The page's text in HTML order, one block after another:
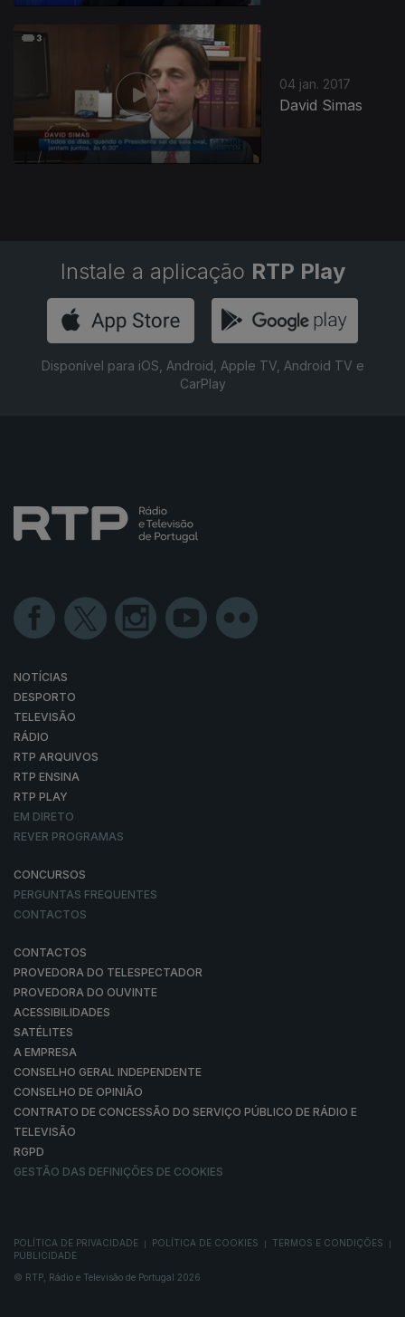
04 jan. 2017
David Simas
267147
Instale a aplicação RTP Play
Disponível para iOS, Android, Apple TV, Android TV e
CarPlay
NOTÍCIAS
DESPORTO
TELEVISÃO
RÁDIO
RTP ARQUIVOS
RTP ENSINA
RTP PLAY
EM DIRETO
REVER PROGRAMAS
CONCURSOS
PERGUNTAS FREQUENTES
CONTACTOS
CONTACTOS
PROVEDORA DO TELESPECTADOR
PROVEDORA DO OUVINTE
ACESSIBILIDADES
SATÉLITES
A EMPRESA
CONSELHO GERAL INDEPENDENTE
CONSELHO DE OPINIÃO
CONTRATO DE CONCESSÃO DO SERVIÇO PÚBLICO DE RÁDIO E
TELEVISÃO
RGPD
GESTÃO DAS DEFINIÇÕES DE COOKIES
POLÍTICA DE PRIVACIDADE POLÍTICA DE COOKIES TERMOS E CONDIÇÕES
PUBLICIDADE
© RTP, Rádio e Televisão de Portugal 2026